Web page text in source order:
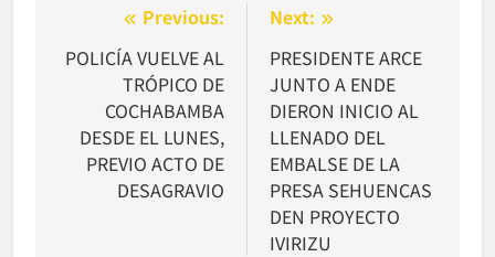
Navegación
de
entradas
Previous:
POLICÍA VUELVE AL
TRÓPICO DE
COCHABAMBA
DESDE EL LUNES,
PREVIO ACTO DE
DESAGRAVIO
Next:
PRESIDENTE ARCE
JUNTO A ENDE
DIERON INICIO AL
LLENADO DEL
EMBALSE DE LA
PRESA SEHUENCAS
DEN PROYECTO
IVIRIZU